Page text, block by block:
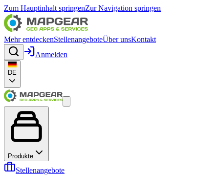
Zum Hauptinhalt springenZur Navigation springen
Mehr entdeckenStellenangeboteÜber unsKontakt
Anmelden
DE
Produkte
Stellenangebote